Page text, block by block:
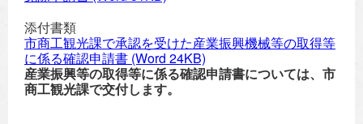
添付書類
市商工観光課で承認を受けた産業振興機械等の取得等
に係る確認申請書 (Word 24KB)
産業振興等の取得等に係る確認申請書については、市
商工観光課で交付します。